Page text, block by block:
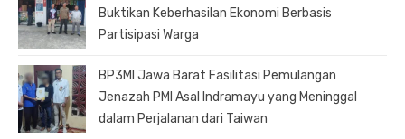
Buktikan Keberhasilan Ekonomi Berbasis
Partisipasi Warga
BP3MI Jawa Barat Fasilitasi Pemulangan
Jenazah PMI Asal Indramayu yang Meninggal
dalam Perjalanan dari Taiwan